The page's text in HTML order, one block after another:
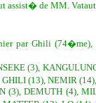
assist� de MM.
par Ghili
(3),
(13), NEMIR
(3), DEMUTH (4),